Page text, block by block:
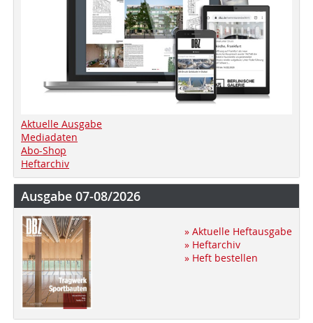
Aktuelle Ausgabe
Mediadaten
Abo-Shop
Heftarchiv
Ausgabe 07-08/2026
» Aktuelle Heftausgabe
» Heftarchiv
» Heft bestellen